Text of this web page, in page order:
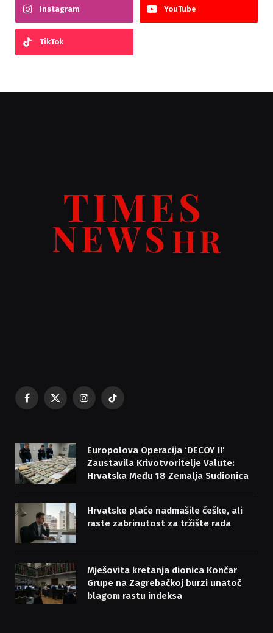
Instagram YouTube
TikTok
Facebook
X
Instagram
TikTok
Europolova Operacija ‘DECOY II’
Zaustavila Krivotvoritelje Valute:
Hrvatska Među 18 Zemalja Sudionica
Hrvatske plaće nadmašile češke, ali
raste zabrinutost za tržište rada
Mješovita kretanja dionica Končar
Grupe na Zagrebačkoj burzi unatoč
blagom rastu indeksa